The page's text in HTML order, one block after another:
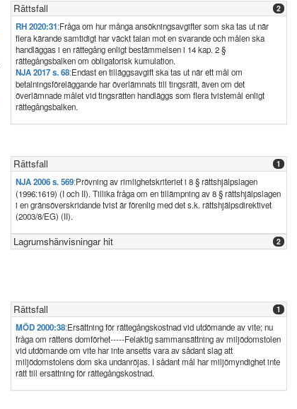
Rättsfall 2
RH 2020:31:Fråga om hur många ansökningsavgifter som ska tas ut när
flera kärande samtidigt har väckt talan mot en svarande och målen ska
handläggas i en rättegång enligt bestämmelsen i 14 kap. 2 §
rättegångsbalken om obligatorisk kumulation.
NJA 2017 s. 68:Endast en tilläggsavgift ska tas ut när ett mål om
betalningsföreläggande har överlämnats till tingsrätt, även om det
överlämnade målet vid tingsrätten handläggs som flera tvistemål enligt
rättegångsbalken.
Rättsfall 1
NJA 2006 s. 569:Prövning av rimlighetskriteriet i 8 § rättshjälpslagen
(1996:1619) (I och II). Tillika fråga om en tillämpning av 8 § rättshjälpslagen
i en gränsöverskridande tvist är förenlig med det s.k. rättshjälpsdirektivet
(2003/8/EG) (II).
Lagrumshänvisningar hit 2
Rättsfall 1
MÖD 2000:38:Ersättning för rättegångskostnad vid utdömande av vite; nu
fråga om rättens domförhet-----Felaktig sammansättning av miljödomstolen
vid utdömande om vite har inte ansetts vara av sådant slag att
miljödomstolens dom ska undanröjas. I sådant mål har miljömyndighet inte
rätt till ersättning för rättegångskostnad.